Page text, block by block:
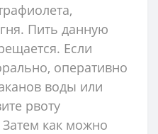
Пить данную
Если
оперативно
воды или
рвоту
как можно